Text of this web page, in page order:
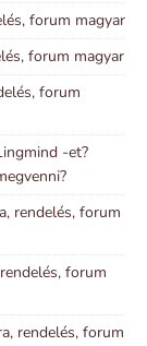
forum magyar
forum magyar
forum
-et?
rendelés, forum
forum
rendelés, forum